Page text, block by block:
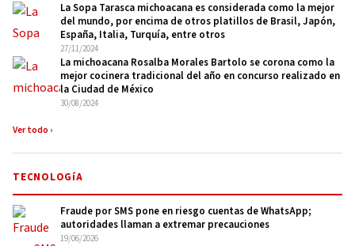
La Sopa Tarasca michoacana es considerada como la mejor
del mundo, por encima de otros platillos de Brasil, Japón,
España, Italia, Turquía, entre otros
27/11/2024
La michoacana Rosalba Morales Bartolo se corona como la
mejor cocinera tradicional del año en concurso realizado en
la Ciudad de México
30/08/2024
Ver todo ›
TECNOLOGíA
Fraude por SMS pone en riesgo cuentas de WhatsApp;
autoridades llaman a extremar precauciones
19/06/2026